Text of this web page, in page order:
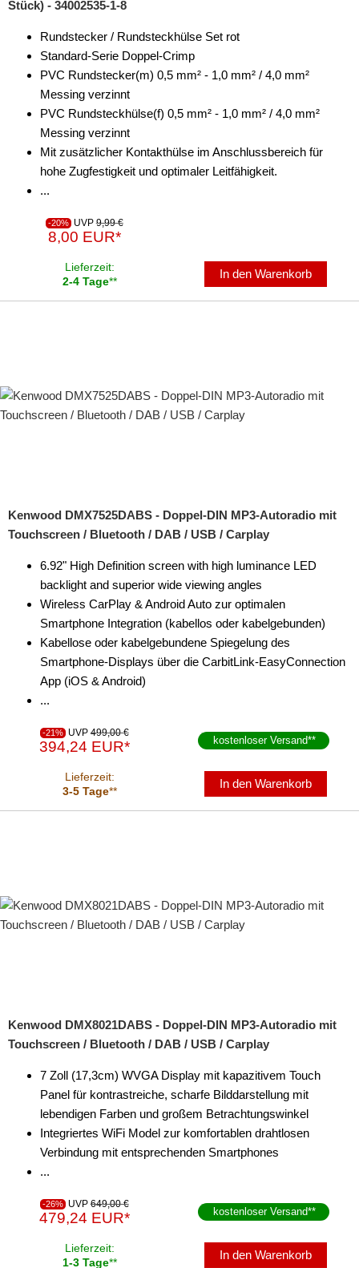
Stück) - 34002535-1-8
Rundstecker / Rundsteckhülse Set rot
Standard-Serie Doppel-Crimp
PVC Rundstecker(m) 0,5 mm² - 1,0 mm² / 4,0 mm²
Messing verzinnt
PVC Rundsteckhülse(f) 0,5 mm² - 1,0 mm² / 4,0 mm²
Messing verzinnt
Mit zusätzlicher Kontakthülse im Anschlussbereich für
hohe Zugfestigkeit und optimaler Leitfähigkeit.
...
-20% UVP 9,99 €
8,00 EUR*
Lieferzeit:
2-4 Tage**
In den Warenkorb
Kenwood DMX7525DABS - Doppel-DIN MP3-Autoradio mit
Touchscreen / Bluetooth / DAB / USB / Carplay
6.92" High Definition screen with high luminance LED
backlight and superior wide viewing angles
Wireless CarPlay & Android Auto zur optimalen
Smartphone Integration (kabellos oder kabelgebunden)
Kabellose oder kabelgebundene Spiegelung des
Smartphone-Displays über die CarbitLink-EasyConnection
App (iOS & Android)
...
-21% UVP 499,00 €
394,24 EUR* kostenloser Versand**
Lieferzeit:
3-5 Tage**
In den Warenkorb
Kenwood DMX8021DABS - Doppel-DIN MP3-Autoradio mit
Touchscreen / Bluetooth / DAB / USB / Carplay
7 Zoll (17,3cm) WVGA Display mit kapazitivem Touch
Panel für kontrastreiche, scharfe Bilddarstellung mit
lebendigen Farben und großem Betrachtungswinkel
Integriertes WiFi Model zur komfortablen drahtlosen
Verbindung mit entsprechenden Smartphones
...
-26% UVP 649,00 €
479,24 EUR* kostenloser Versand**
Lieferzeit:
1-3 Tage**
In den Warenkorb